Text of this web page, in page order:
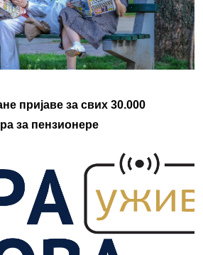
пријаве за свих 30.000
за пензионере